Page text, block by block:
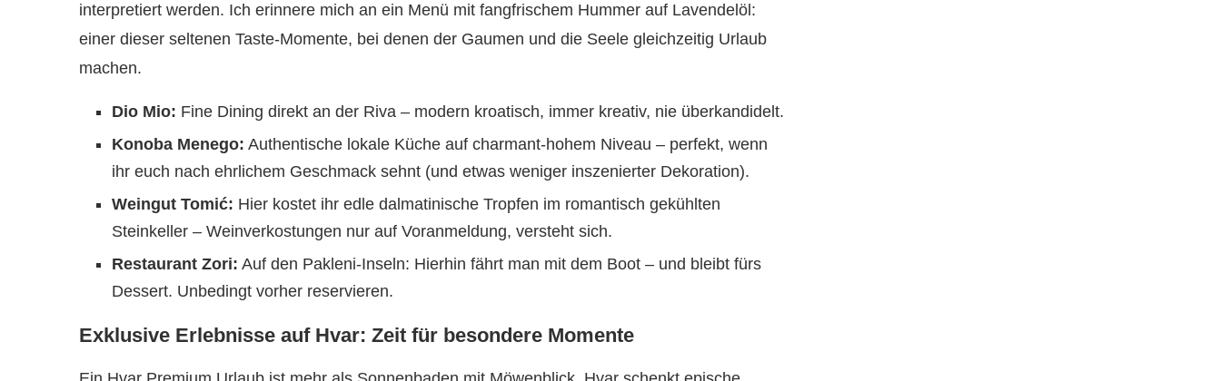
interpretiert werden. Ich erinnere mich an ein Menü mit fangfrischem Hummer auf Lavendelöl:
einer dieser seltenen Taste-Momente, bei denen der Gaumen und die Seele gleichzeitig Urlaub
machen.
Dio Mio: Fine Dining direkt an der Riva – modern kroatisch, immer kreativ, nie überkandidelt.
Konoba Menego: Authentische lokale Küche auf charmant-hohem Niveau – perfekt, wenn
ihr euch nach ehrlichem Geschmack sehnt (und etwas weniger inszenierter Dekoration).
Weingut Tomić: Hier kostet ihr edle dalmatinische Tropfen im romantisch gekühlten
Steinkeller – Weinverkostungen nur auf Voranmeldung, versteht sich.
Restaurant Zori: Auf den Pakleni-Inseln: Hierhin fährt man mit dem Boot – und bleibt fürs
Dessert. Unbedingt vorher reservieren.
Exklusive Erlebnisse auf Hvar: Zeit für besondere Momente